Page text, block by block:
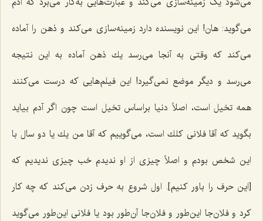
مى‌گوید: هان! این نویسنده دارد زمینه‌سازى مى‌كند و ذهن را آماده
مى‌كند كه وقتى به آنجا می‌رسد یك ذهن آماده‌ به این نتیجه
می‌رسد و دیگر موضع نمی‌گیرد! این فیلم‌هایى كه درست مى‌كنند
همه تخیل است، اصلاً دنیا براساس تخیل است چون اگر آدم بیاید
بگوید که آقا فلانى كلك است، می‌گوییم که آقا من یك یا دو سال با
این شخص بودم و اصلاً چیزى از او ندیدم خب چیزی ندیدیم که
[این حرف را باور کنیم]. اول شروع به حرف زدن می‌کند که چه کار
کرد و فلان‌جا این‌طور و فلان‌جا آن‌طور بود یا فلانى این‌طور مى‌گوید